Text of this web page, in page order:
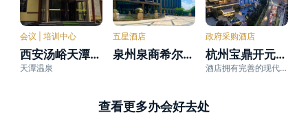
会议 | 培训中心
西安汤峪天潭温泉酒店实业有限公司
天潭温泉
五星酒店
泉州泉商希尔顿酒店
政府采购酒店
杭州宝鼎开元名都大酒店
酒店拥有完善的现代化会议场所及设施。361间豪华客房，11个不同规格的会场
查看更多办会好去处